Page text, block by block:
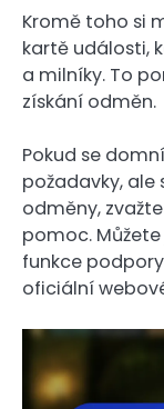
Kromě toho si
kartě události,
a milníky. To
získání odměn.
Pokud se
požadavky,
odměny,
pomoc.
funkce
oficiální